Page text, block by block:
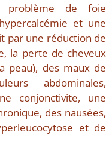
de foie
et une
par une réduction de
la perte de cheveux
peau), des maux de
abdominales,
conjonctivite, une
des nausées,
et de